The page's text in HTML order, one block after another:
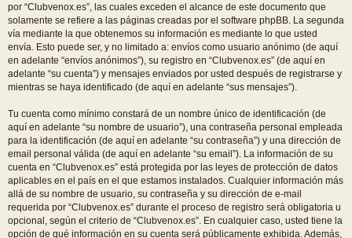
por “Clubvenox.es”, las cuales exceden el alcance de este documento que
solamente se refiere a las páginas creadas por el software phpBB. La segunda
vía mediante la que obtenemos su información es mediante lo que usted
envía. Esto puede ser, y no limitado a: envíos como usuario anónimo (de aquí
en adelante “envíos anónimos”), su registro en “Clubvenox.es” (de aquí en
adelante “su cuenta”) y mensajes enviados por usted después de registrarse y
mientras se haya identificado (de aquí en adelante “sus mensajes”).
Tu cuenta como mínimo constará de un nombre único de identificación (de
aquí en adelante “su nombre de usuario”), una contraseña personal empleada
para la identificación (de aquí en adelante “su contraseña”) y una dirección de
email personal válida (de aquí en adelante “su email”). La información de su
cuenta en “Clubvenox.es” está protegida por las leyes de protección de datos
aplicables en el país en el que estamos instalados. Cualquier información más
allá de su nombre de usuario, su contraseña y su dirección de e-mail
requerida por “Clubvenox.es” durante el proceso de registro será obligatoria u
opcional, según el criterio de “Clubvenox.es”. En cualquier caso, usted tiene la
opción de qué información en su cuenta será públicamente exhibida. Además,